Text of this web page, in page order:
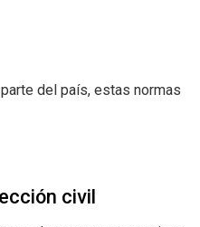
del país, estas normas
civil